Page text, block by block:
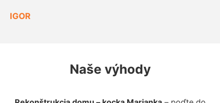
IGOR
Naše výhody